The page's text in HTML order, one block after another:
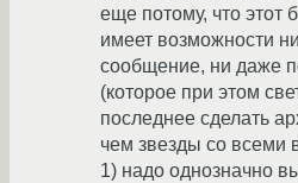
еще потому, что этот
имеет возможности
сообщение, ни даже
(которое при этом
последнее сделать
чем звезды со всеми
1) надо однозначно